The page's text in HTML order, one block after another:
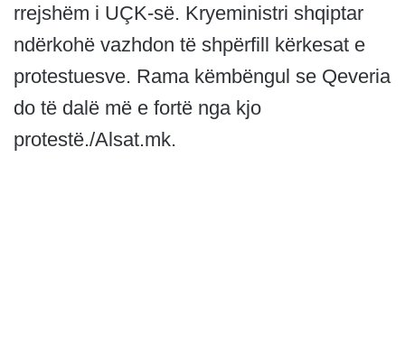
rrejshëm i UÇK-së. Kryeministri shqiptar
ndërkohë vazhdon të shpërfill kërkesat e
protestuesve. Rama këmbëngul se Qeveria
do të dalë më e fortë nga kjo
protestë./Alsat.mk.